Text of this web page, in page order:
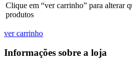
Clique em “ver carrinho” para alterar
produtos
ver carrinho
Informações sobre a loja